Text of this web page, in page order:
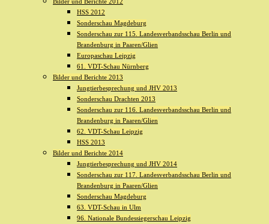
HSS 2012
Sonderschau Magdeburg
Sonderschau zur 115. Landesverbandsschau Berlin und
Brandenburg in Paaren/Glien
Europaschau Leipzig
61. VDT-Schau Nürnberg
Bilder und Berichte 2013
Jungtierbesprechung und JHV 2013
Sonderschau Drachten 2013
Sonderschau zur 116. Landesverbandsschau Berlin und
Brandenburg in Paaren/Glien
62. VDT-Schau Leipzig
HSS 2013
Bilder und Berichte 2014
Jungtierbesprechung und JHV 2014
Sonderschau zur 117. Landesverbandsschau Berlin und
Brandenburg in Paaren/Glien
Sonderschau Magdeburg
63. VDT-Schau in Ulm
96. Nationale Bundessiegerschau Leipzig